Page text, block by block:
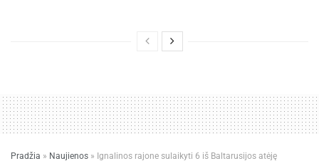
Pradžia » Naujienos » Ignalinos rajone sulaikyti 6 iš Baltarusijos atėję